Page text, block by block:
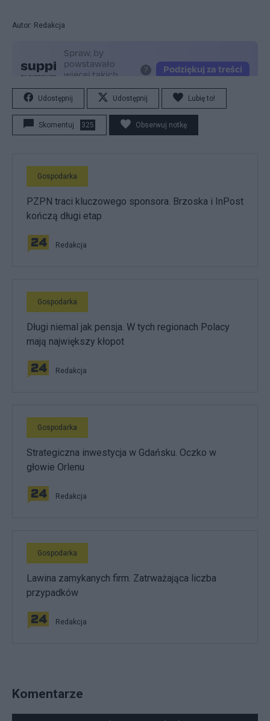
Autor: Redakcja
Udostępnij Udostępnij Lubię to!
Skomentuj 325 Obserwuj notkę
Gospodarka
PZPN traci kluczowego sponsora. Brzoska i InPost
kończą długi etap
Redakcja
Gospodarka
Długi niemal jak pensja. W tych regionach Polacy
mają największy kłopot
Redakcja
Gospodarka
Strategiczna inwestycja w Gdańsku. Oczko w
głowie Orlenu
Redakcja
Gospodarka
Lawina zamykanych firm. Zatrważająca liczba
przypadków
Redakcja
Komentarze